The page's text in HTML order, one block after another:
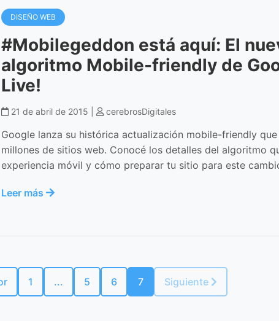
DISEÑO WEB
#Mobilegeddon está aquí: El
algoritmo Mobile-friendly de
Live!
21 de abril de 2015 | cerebrosDigitales
Google lanza su histórica actualización mobile-friendly
millones de sitios web. Conocé los detalles del algoritmo
experiencia móvil y cómo preparar tu sitio para este
Leer más
1 ... 5 6 7 Siguiente